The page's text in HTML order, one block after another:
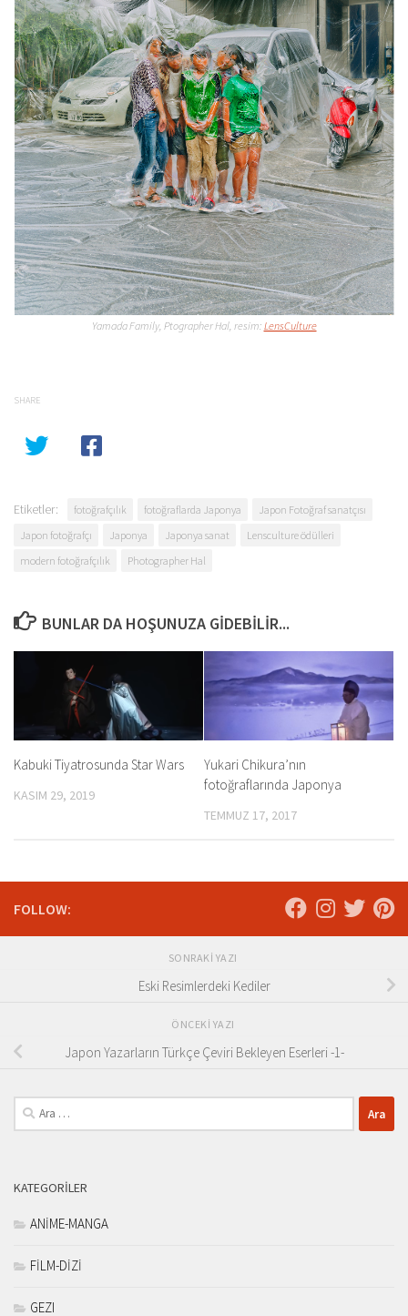
Yamada Family, Ptographer Hal, resim: LensCulture
SHARE
Etiketler: fotoğrafçılık fotoğraflarda Japonya
Japon Fotoğraf sanatçısı
Japon fotoğrafçı
Japonya Japonya sanat
Lensculture ödülleri
modern fotoğrafçılık
Photographer Hal
BUNLAR DA HOŞUNUZA GIDEBILIR...
Kabuki Tiyatrosunda Star Wars
KASIM 29, 2019
Yukari Chikura’nın
fotoğraflarında Japonya
TEMMUZ 17, 2017
FOLLOW:
SONRAKI YAZI
Eski Resimlerdeki Kediler
ÖNCEKI YAZI
Japon Yazarların Türkçe Çeviri Bekleyen Eserleri -1-
Arama:
KATEGORILER
ANİME-MANGA
FİLM-DİZİ
GEZI